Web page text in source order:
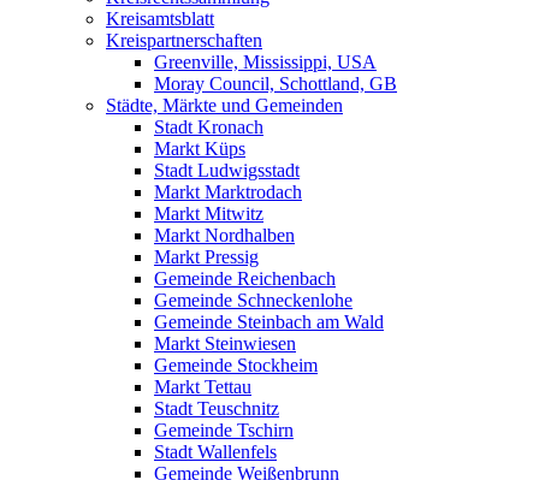
Kreisamtsblatt
Kreispartnerschaften
Greenville, Mississippi, USA
Moray Council, Schottland, GB
Städte, Märkte und Gemeinden
Stadt Kronach
Markt Küps
Stadt Ludwigsstadt
Markt Marktrodach
Markt Mitwitz
Markt Nordhalben
Markt Pressig
Gemeinde Reichenbach
Gemeinde Schneckenlohe
Gemeinde Steinbach am Wald
Markt Steinwiesen
Gemeinde Stockheim
Markt Tettau
Stadt Teuschnitz
Gemeinde Tschirn
Stadt Wallenfels
Gemeinde Weißenbrunn